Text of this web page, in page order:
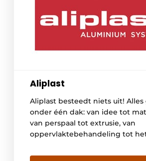
Aliplast
Aliplast besteedt niets uit!
onder één dak: van idee tot
van perspaal tot extrusie, van
oppervlaktebehandeling tot
het verzorgen van het